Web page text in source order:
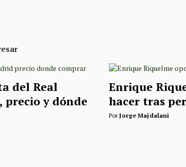
del Real
precio y dónde
Enrique
hacer tras
PorJorge Majdalani